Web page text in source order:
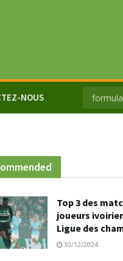
NOUS
Top 3 des
joueurs
Ligue des
10/12/2024